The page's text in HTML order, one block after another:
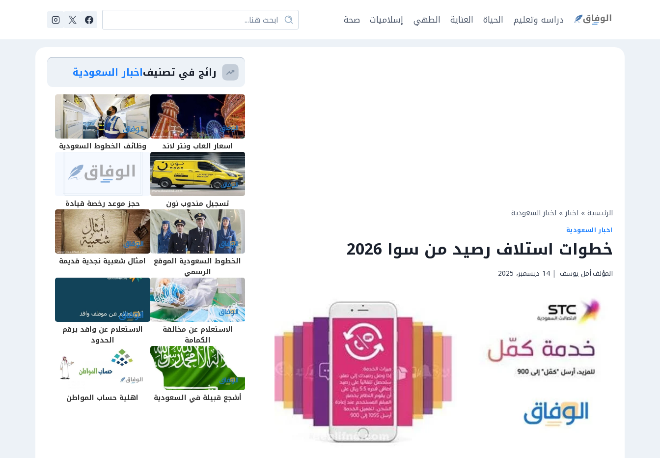
دراسه وتعليم الحياة العناية الطهي إسلاميات صحة
الرئيسية » اخبار» اخبار السعودية
اخبار السعودية
خطوات استلاف رصيد من سوا 2026
المؤلفأمل يوسف 14 ديسمبر، 2025
رائج في تصنيفاخبار السعودية
اسعار العاب ونتر لاند وظائف الخطوط السعودية
تسجيل مندوب نون حجز موعد رخصة قيادة
الخطوط السعودية الموقع
الرسمي
امثال شعبية نجدية قديمة
الاستعلام عن مخالفة
الكمامة
الاستعلام عن وافد برقم
الحدود
أشجع قبيلة في السعودية اهلية حساب المواطن